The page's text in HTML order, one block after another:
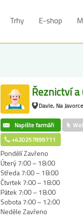
Trhy E-shop
Řeznictví
Davle, Na
Napište farmáři
+420257899711
Pondělí Zavřeno
Úterý 7:00 – 18:00
Středa 7:00 – 18:00
Čtvrtek 7:00 – 18:00
Pátek 7:00 – 18:00
Sobota 7:00 – 12:00
Neděle Zavřeno